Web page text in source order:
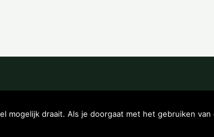
mogelijk draait. Als je doorgaat met het gebruiken